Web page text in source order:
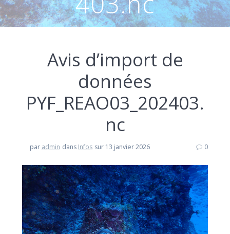
Avis d’import de
données
PYF_REAO03_202403.
nc
par admin dans Infos sur 13 janvier 2026 0